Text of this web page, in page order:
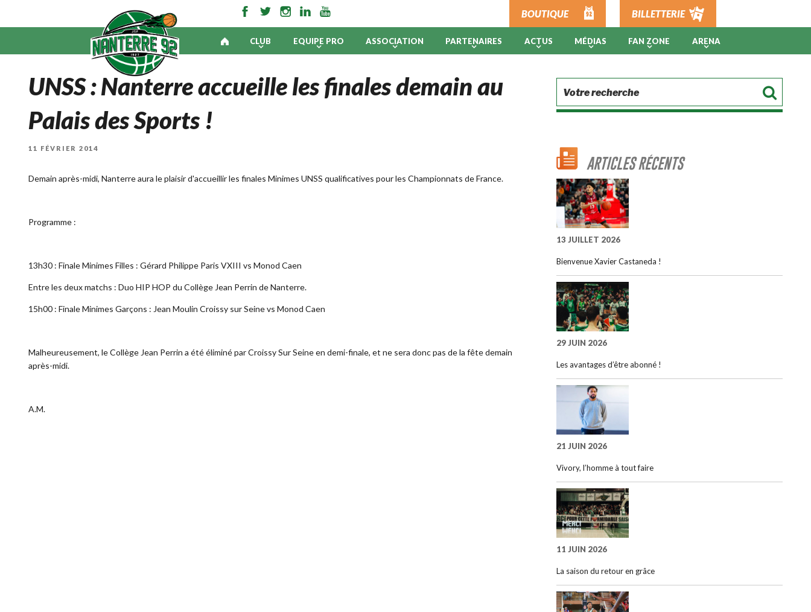
BOUTIQUE BILLETTERIE
CLUB EQUIPE PRO ASSOCIATION PARTENAIRES ACTUS MÉDIAS FAN ZONE ARENA
UNSS : Nanterre accueille les finales demain au
Palais des Sports !
PUBLIÉ
11 FÉVRIER 2014
Demain après-midi, Nanterre aura le plaisir d'accueillir les finales Minimes UNSS qualificatives pour les Championnats de France.
Programme :
13h30 : Finale Minimes Filles : Gérard Philippe Paris VXIII vs Monod Caen
Entre les deux matchs : Duo HIP HOP du Collège Jean Perrin de Nanterre.
15h00 : Finale Minimes Garçons : Jean Moulin Croissy sur Seine vs Monod Caen
Malheureusement, le Collège Jean Perrin a été éliminé par Croissy Sur Seine en demi-finale, et ne sera donc pas de la fête demain
après-midi.
A.M.
ARTICLES RÉCENTS
13 JUILLET 2026
Bienvenue Xavier Castaneda !
29 JUIN 2026
Les avantages d’être abonné !
21 JUIN 2026
Vivory, l’homme à tout faire
11 JUIN 2026
La saison du retour en grâce